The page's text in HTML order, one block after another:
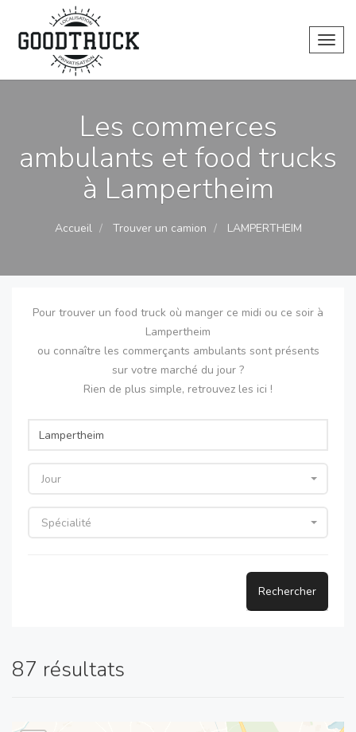
Les commerces
ambulants et food trucks
à Lampertheim
Accueil Trouver un camion LAMPERTHEIM
Pour trouver un food truck où manger ce midi ou ce soir à
Lampertheim
ou connaître les commerçants ambulants sont présents
sur votre marché du jour ?
Rien de plus simple, retrouvez les ici !
Jour
Spécialité
Rechercher
87 résultats